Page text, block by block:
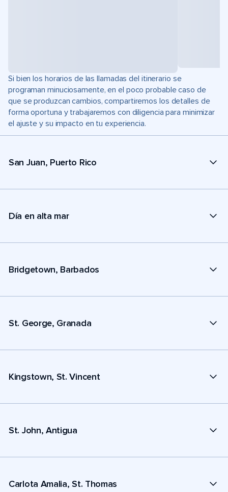
Si bien los horarios de las llamadas del itinerario se
programan minuciosamente, en el poco probable caso de
que se produzcan cambios, compartiremos los detalles de
forma oportuna y trabajaremos con diligencia para minimizar
el ajuste y su impacto en tu experiencia.
San Juan, Puerto Rico
Día en alta mar
Bridgetown, Barbados
St. George, Granada
Kingstown, St. Vincent
St. John, Antigua
Carlota Amalia, St. Thomas